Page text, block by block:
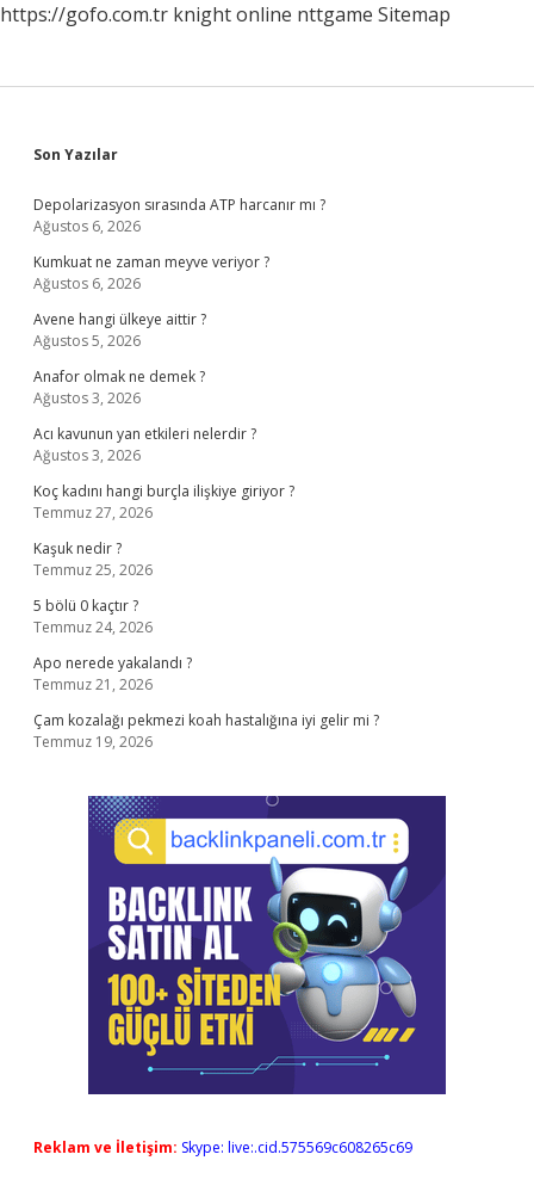
https://gofo.com.tr knight online nttgame Sitemap
Sidebar
Son Yazılar
Depolarizasyon sırasında ATP harcanır mı ?
Ağustos 6, 2026
Kumkuat ne zaman meyve veriyor ?
Ağustos 6, 2026
Avene hangi ülkeye aittir ?
Ağustos 5, 2026
Anafor olmak ne demek ?
Ağustos 3, 2026
Acı kavunun yan etkileri nelerdir ?
Ağustos 3, 2026
Koç kadını hangi burçla ilişkiye giriyor ?
Temmuz 27, 2026
Kaşuk nedir ?
Temmuz 25, 2026
5 bölü 0 kaçtır ?
Temmuz 24, 2026
Apo nerede yakalandı ?
Temmuz 21, 2026
Çam kozalağı pekmezi koah hastalığına iyi gelir mi ?
Temmuz 19, 2026
Reklam ve İletişim: Skype: live:.cid.575569c608265c69